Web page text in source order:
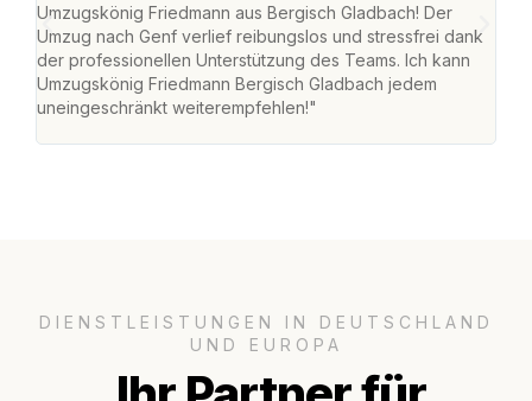
Umzugskönig Friedmann aus Bergisch Gladbach! Der
Umzug nach Genf verlief reibungslos und stressfrei dank
der professionellen Unterstützung des Teams. Ich kann
Umzugskönig Friedmann Bergisch Gladbach jedem
uneingeschränkt weiterempfehlen!"
DIENSTLEISTUNGEN IN DEUTSCHLAND
UND EUROPA